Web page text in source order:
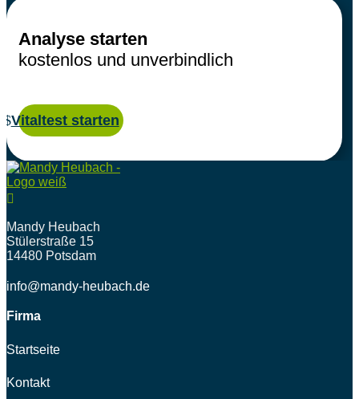
Analyse starten
kostenlos und unverbindlich
Vitaltest starten

Mandy Heubach
Stülerstraße 15
14480 Potsdam
info@mandy-heubach.de
Firma
Startseite
Kontakt